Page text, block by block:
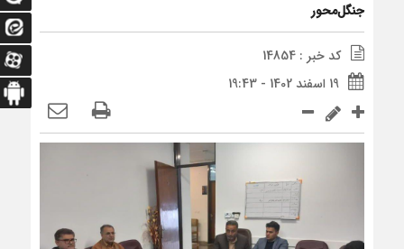
جنگل‌محور
کد خبر : 14854
19 اسفند 1402 - 19:43